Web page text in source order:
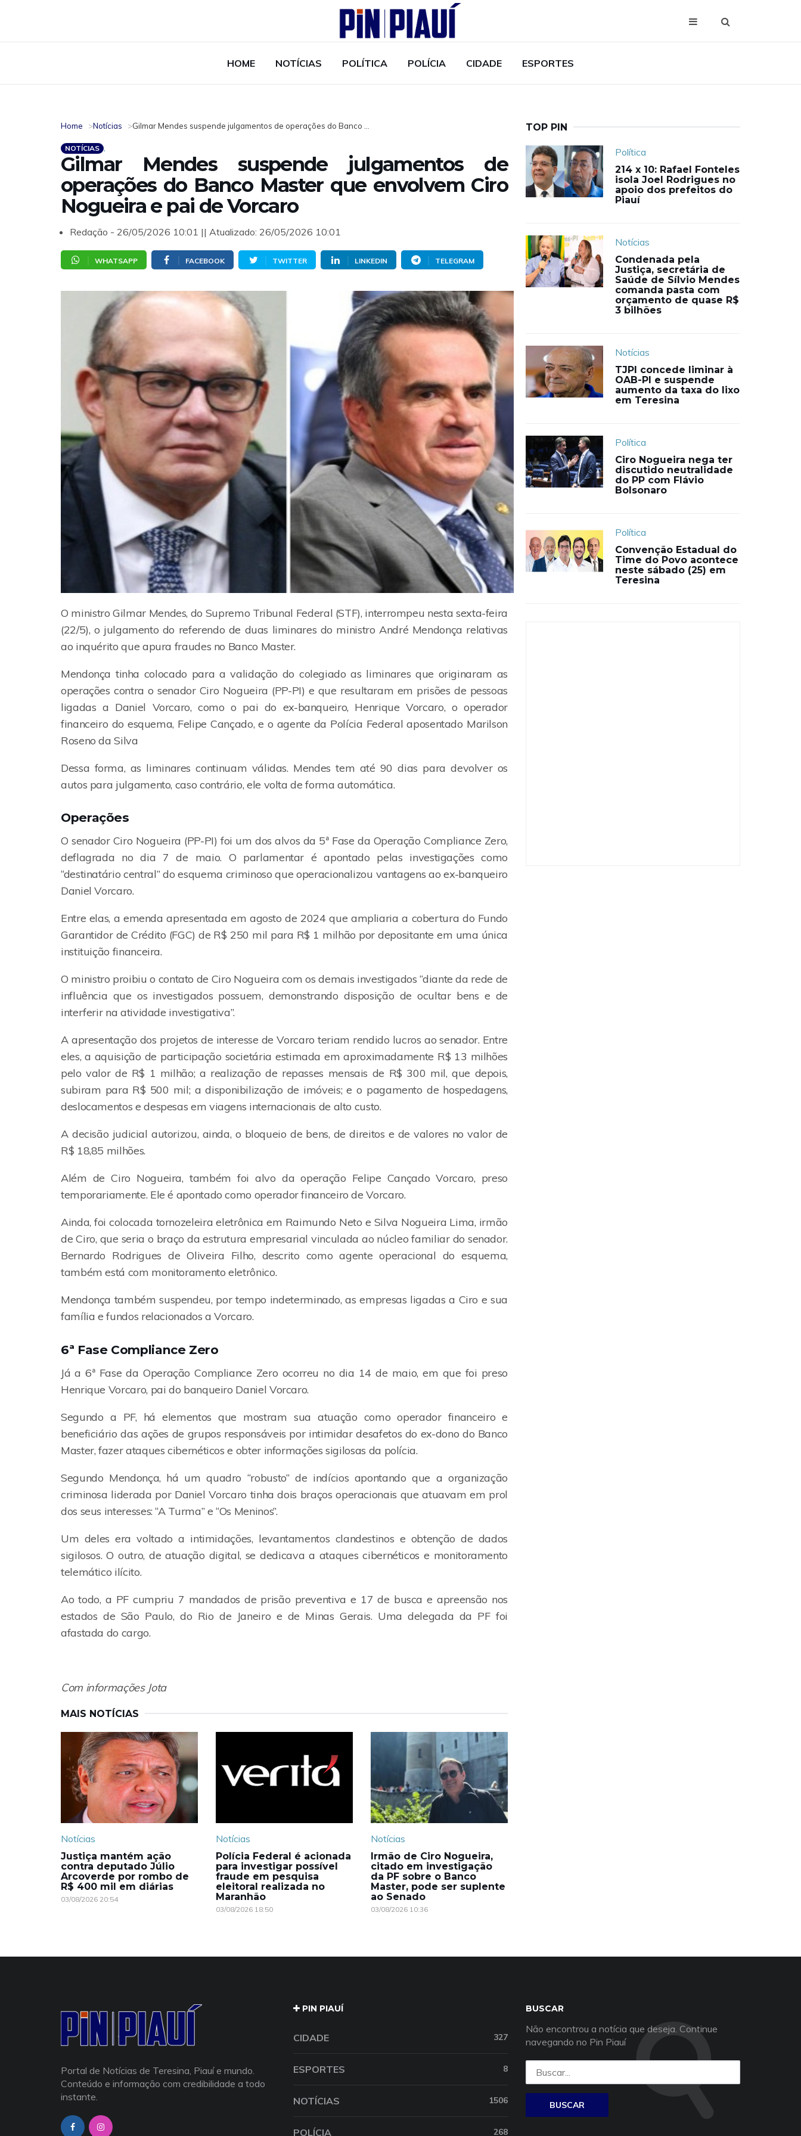
HOME NOTÍCIAS POLÍTICA POLÍCIA CIDADE ESPORTES
Home Notícias Gilmar Mendes suspende julgamentos de operações do Banco ...
NOTÍCIAS
Gilmar Mendes suspende julgamentos de
operações do Banco Master que envolvem Ciro
Nogueira e pai de Vorcaro
Redação - 26/05/2026 10:01 || Atualizado: 26/05/2026 10:01
WHATSAPP FACEBOOK TWITTER LINKEDIN TELEGRAM
O ministro Gilmar Mendes, do Supremo Tribunal Federal (STF), interrompeu nesta sexta-feira
(22/5), o julgamento do referendo de duas liminares do ministro André Mendonça relativas
ao inquérito que apura fraudes no Banco Master.
Mendonça tinha colocado para a validação do colegiado as liminares que originaram as
operações contra o senador Ciro Nogueira (PP-PI) e que resultaram em prisões de pessoas
ligadas a Daniel Vorcaro, como o pai do ex-banqueiro, Henrique Vorcaro, o operador
financeiro do esquema, Felipe Cançado, e o agente da Polícia Federal aposentado Marilson
Roseno da Silva
Dessa forma, as liminares continuam válidas. Mendes tem até 90 dias para devolver os
autos para julgamento, caso contrário, ele volta de forma automática.
Operações
O senador Ciro Nogueira (PP-PI) foi um dos alvos da 5ª Fase da Operação Compliance Zero,
deflagrada no dia 7 de maio. O parlamentar é apontado pelas investigações como
“destinatário central” do esquema criminoso que operacionalizou vantagens ao ex-banqueiro
Daniel Vorcaro.
Entre elas, a emenda apresentada em agosto de 2024 que ampliaria a cobertura do Fundo
Garantidor de Crédito (FGC) de R$ 250 mil para R$ 1 milhão por depositante em uma única
instituição financeira.
O ministro proibiu o contato de Ciro Nogueira com os demais investigados “diante da rede de
influência que os investigados possuem, demonstrando disposição de ocultar bens e de
interferir na atividade investigativa”.
A apresentação dos projetos de interesse de Vorcaro teriam rendido lucros ao senador. Entre
eles, a aquisição de participação societária estimada em aproximadamente R$ 13 milhões
pelo valor de R$ 1 milhão; a realização de repasses mensais de R$ 300 mil, que depois,
subiram para R$ 500 mil; a disponibilização de imóveis; e o pagamento de hospedagens,
deslocamentos e despesas em viagens internacionais de alto custo.
A decisão judicial autorizou, ainda, o bloqueio de bens, de direitos e de valores no valor de
R$ 18,85 milhões.
Além de Ciro Nogueira, também foi alvo da operação Felipe Cançado Vorcaro, preso
temporariamente. Ele é apontado como operador financeiro de Vorcaro.
Ainda, foi colocada tornozeleira eletrônica em Raimundo Neto e Silva Nogueira Lima, irmão
de Ciro, que seria o braço da estrutura empresarial vinculada ao núcleo familiar do senador.
Bernardo Rodrigues de Oliveira Filho, descrito como agente operacional do esquema,
também está com monitoramento eletrônico.
Mendonça também suspendeu, por tempo indeterminado, as empresas ligadas a Ciro e sua
família e fundos relacionados a Vorcaro.
6ª Fase Compliance Zero
Já a 6ª Fase da Operação Compliance Zero ocorreu no dia 14 de maio, em que foi preso
Henrique Vorcaro, pai do banqueiro Daniel Vorcaro.
Segundo a PF, há elementos que mostram sua atuação como operador financeiro e
beneficiário das ações de grupos responsáveis por intimidar desafetos do ex-dono do Banco
Master, fazer ataques cibernéticos e obter informações sigilosas da polícia.
Segundo Mendonça, há um quadro “robusto” de indícios apontando que a organização
criminosa liderada por Daniel Vorcaro tinha dois braços operacionais que atuavam em prol
dos seus interesses: “A Turma” e “Os Meninos”.
Um deles era voltado a intimidações, levantamentos clandestinos e obtenção de dados
sigilosos. O outro, de atuação digital, se dedicava a ataques cibernéticos e monitoramento
telemático ilícito.
Ao todo, a PF cumpriu 7 mandados de prisão preventiva e 17 de busca e apreensão nos
estados de São Paulo, do Rio de Janeiro e de Minas Gerais. Uma delegada da PF foi
afastada do cargo.
Com informações Jota
MAIS NOTÍCIAS
Notícias
Justiça mantém ação
contra deputado Júlio
Arcoverde por rombo de
R$ 400 mil em diárias
03/08/2026 20:54
Notícias
Polícia Federal é acionada
para investigar possível
fraude em pesquisa
eleitoral realizada no
Maranhão
03/08/2026 18:50
Notícias
Irmão de Ciro Nogueira,
citado em investigação
da PF sobre o Banco
Master, pode ser suplente
ao Senado
03/08/2026 10:36
TOP PIN
Política
214 x 10: Rafael Fonteles
isola Joel Rodrigues no
apoio dos prefeitos do
Piauí
Notícias
Condenada pela
Justiça, secretária de
Saúde de Sílvio Mendes
comanda pasta com
orçamento de quase R$
3 bilhões
Notícias
TJPI concede liminar à
OAB-PI e suspende
aumento da taxa do lixo
em Teresina
Política
Ciro Nogueira nega ter
discutido neutralidade
do PP com Flávio
Bolsonaro
Política
Convenção Estadual do
Time do Povo acontece
neste sábado (25) em
Teresina
Portal de Notícias de Teresina, Piauí e mundo.
Conteúdo e informação com credibilidade a todo
instante.
PIN PIAUÍ
CIDADE 327
ESPORTES 8
NOTÍCIAS 1506
POLÍCIA 268
BUSCAR
Não encontrou a notícia que deseja. Continue
navegando no Pin Piauí